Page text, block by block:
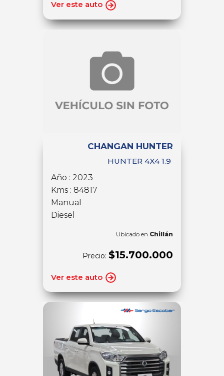
Ver este auto
CHANGAN HUNTER
HUNTER 4X4 1.9
Año : 2023
Kms : 84817
Manual
Diesel
Ubicado en Chillán
Precio: $15.700.000
Ver este auto